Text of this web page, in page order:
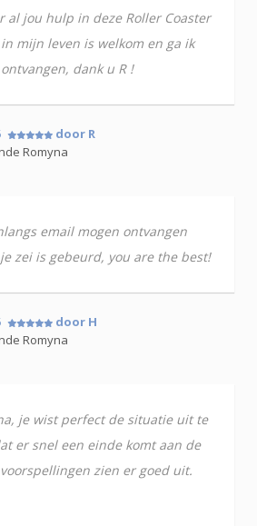
al jou hulp in deze Roller Coaster
mijn leven is welkom en ga ik
dank u R !
door R
Romyna
email mogen ontvangen
zei is gebeurd, you are the best!
door H
Romyna
je wist perfect de situatie uit te
er snel een einde komt aan de
zien er goed uit.